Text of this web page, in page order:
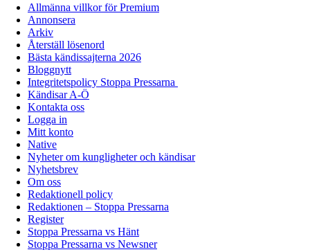
Allmänna villkor för Premium
Annonsera
Arkiv
Återställ lösenord
Bästa kändissajterna 2026
Bloggnytt
Integritetspolicy Stoppa Pressarna
Kändisar A-Ö
Kontakta oss
Logga in
Mitt konto
Native
Nyheter om kungligheter och kändisar
Nyhetsbrev
Om oss
Redaktionell policy
Redaktionen – Stoppa Pressarna
Register
Stoppa Pressarna vs Hänt
Stoppa Pressarna vs Newsner